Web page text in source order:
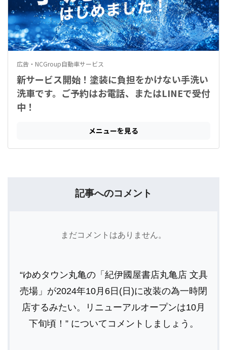
記事へのコメント
まだコメントはありません。
“ゆめタウン丸亀の「紀伊國屋書店丸亀店 文具
売場」が2024年10月6日(日)に改装の為一時閉
店するみたい。リニューアルオープンは10月
下旬頃！” についてコメントしましょう。